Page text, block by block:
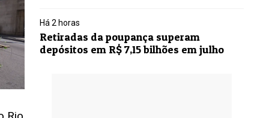
Há 2 horas
Retiradas da poupança superam
depósitos em R$ 7,15 bilhões em julho